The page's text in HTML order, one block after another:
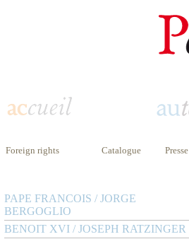
Foreign rights Catalogue Presse
PAPE FRANCOIS / JORGE
BERGOGLIO
BENOIT XVI / JOSEPH RATZINGER